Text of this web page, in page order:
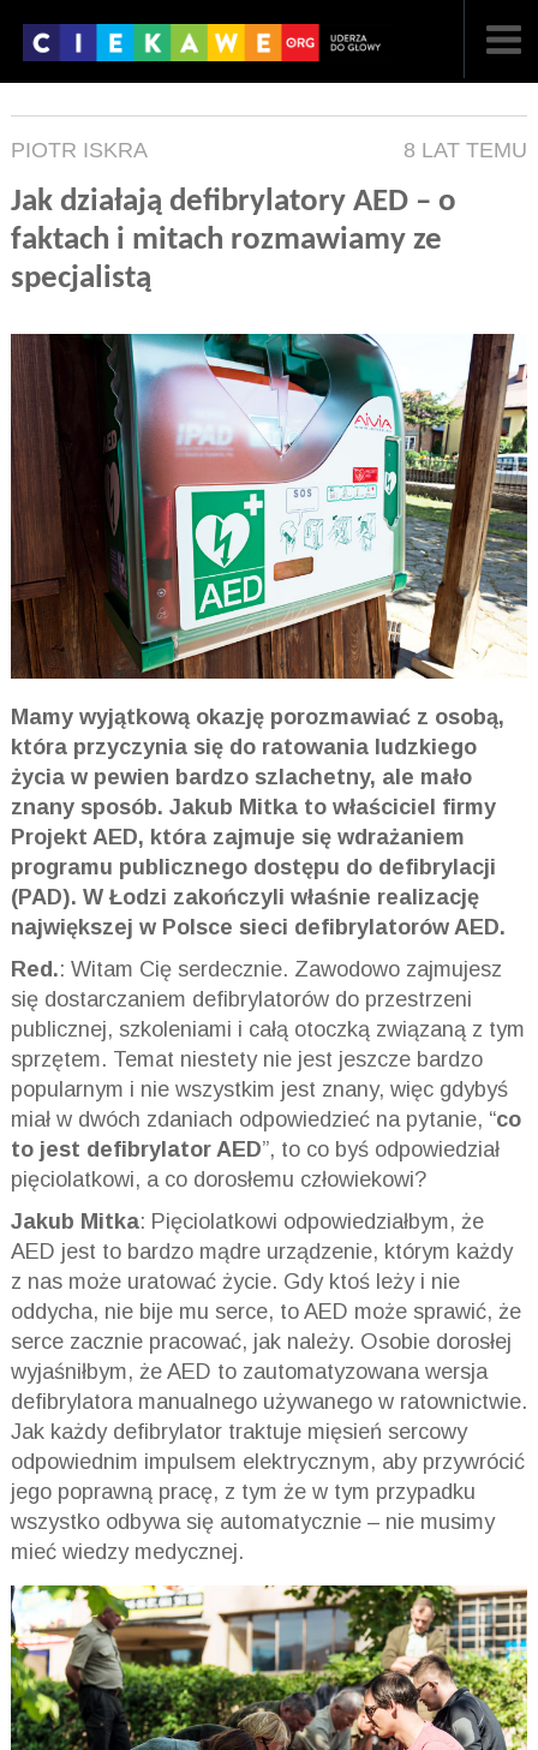
PIOTR ISKRA 8 LAT TEMU
Jak działają defibrylatory AED – o
faktach i mitach rozmawiamy ze
specjalistą
Mamy wyjątkową okazję porozmawiać z osobą,
która przyczynia się do ratowania ludzkiego
życia w pewien bardzo szlachetny, ale mało
znany sposób. Jakub Mitka to właściciel firmy
Projekt AED, która zajmuje się wdrażaniem
programu publicznego dostępu do defibrylacji
(PAD). W Łodzi zakończyli właśnie realizację
największej w Polsce sieci defibrylatorów AED.
Red.: Witam Cię serdecznie. Zawodowo zajmujesz
się dostarczaniem defibrylatorów do przestrzeni
publicznej, szkoleniami i całą otoczką związaną z tym
sprzętem. Temat niestety nie jest jeszcze bardzo
popularnym i nie wszystkim jest znany, więc gdybyś
miał w dwóch zdaniach odpowiedzieć na pytanie, “co
to jest defibrylator AED”, to co byś odpowiedział
pięciolatkowi, a co dorosłemu człowiekowi?
Jakub Mitka: Pięciolatkowi odpowiedziałbym, że
AED jest to bardzo mądre urządzenie, którym każdy
z nas może uratować życie. Gdy ktoś leży i nie
oddycha, nie bije mu serce, to AED może sprawić, że
serce zacznie pracować, jak należy. Osobie dorosłej
wyjaśniłbym, że AED to zautomatyzowana wersja
defibrylatora manualnego używanego w ratownictwie.
Jak każdy defibrylator traktuje mięsień sercowy
odpowiednim impulsem elektrycznym, aby przywrócić
jego poprawną pracę, z tym że w tym przypadku
wszystko odbywa się automatycznie – nie musimy
mieć wiedzy medycznej.
NAJNOWSZE
G GALERIA
REGULAMIN
KONTAKT